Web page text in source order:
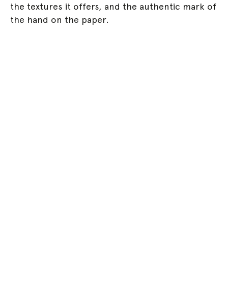
the textures it offers, and the authentic mark of
the hand on the paper.